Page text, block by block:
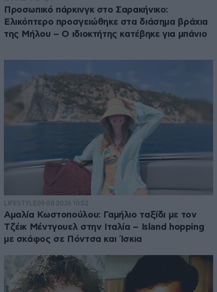
Προσωπικό πάρκινγκ στο Σαρακήνικο:
Ελικόπτερο προσγειώθηκε στα διάσημα βράχια
της Μήλου – Ο ιδιοκτήτης κατέβηκε για μπάνιο
LIFESTYLE09·08·2026 10:52
Αμαλία Κωστοπούλου: Γαμήλιο ταξίδι με τον
Τζέικ Μέντγουελ στην Ιταλία – Island hopping
με σκάφος σε Πόντσα και Ίσκια